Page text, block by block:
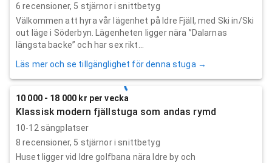
6 recensioner, 5 stjärnor i snittbetyg
Välkommen att hyra vår lägenhet på Idre Fjäll, med Ski in/Ski
out läge i Söderbyn. Lägenheten ligger nära ”Dalarnas
längsta backe” och har sex rikt...
Läs mer och se tillgänglighet för denna stuga →
10 000 - 18 000 kr per vecka
Klassisk modern fjällstuga som andas rymd
10-12 sängplatser
8 recensioner, 5 stjärnor i snittbetyg
Huset ligger vid Idre golfbana nära Idre by och